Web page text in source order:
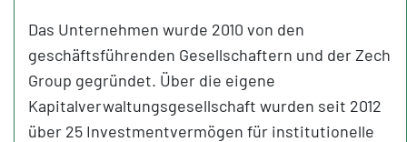
Das Unternehmen wurde 2010 von den
geschäftsführenden Gesellschaftern und der Zech
Group gegründet. Über die eigene
Kapitalverwaltungsgesellschaft wurden seit 2012
über 25 Investmentvermögen für institutionelle